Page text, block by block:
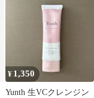
¥ 1,350
Yunth 生VCクレンジン